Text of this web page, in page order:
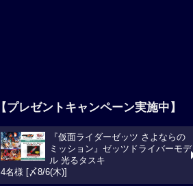
【プレゼントキャンペーン実施中】
『仮面ライダーゼッツ さよならの
ミッション』ゼッツドライバーモデ
ル 光るタスキ
4名様 [〆8/6(木)]